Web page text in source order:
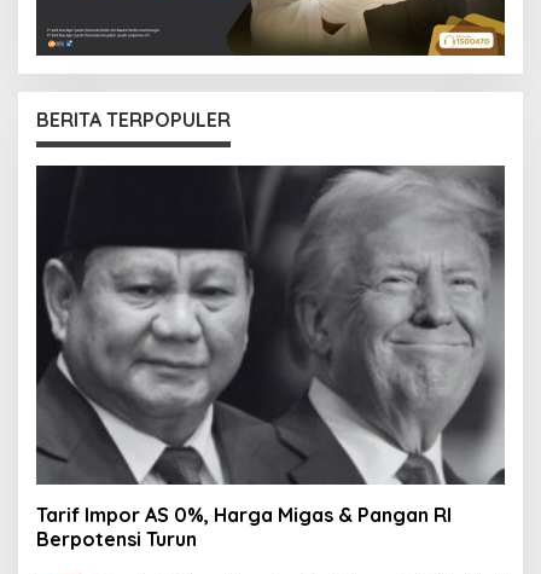
BERITA TERPOPULER
Tarif Impor AS 0%, Harga Migas & Pangan RI
Berpotensi Turun